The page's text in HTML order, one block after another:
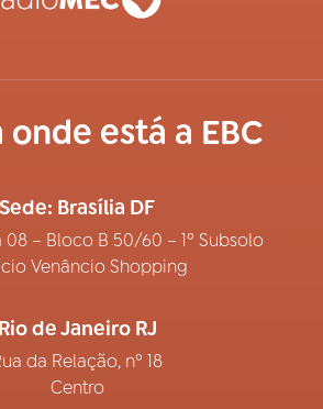
onde está a EBC
Sede: Brasília DF
08 – Bloco B 50/60 – 1º Subsolo
Venâncio Shopping
Rio de Janeiro RJ
da Relação, nº 18
Centro